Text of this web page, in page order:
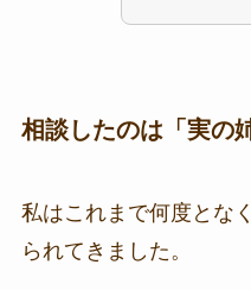
相談したのは「実の
私はこれまで何度とな
られてきました。